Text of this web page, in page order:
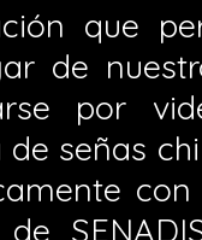
que
de
por
señas
de